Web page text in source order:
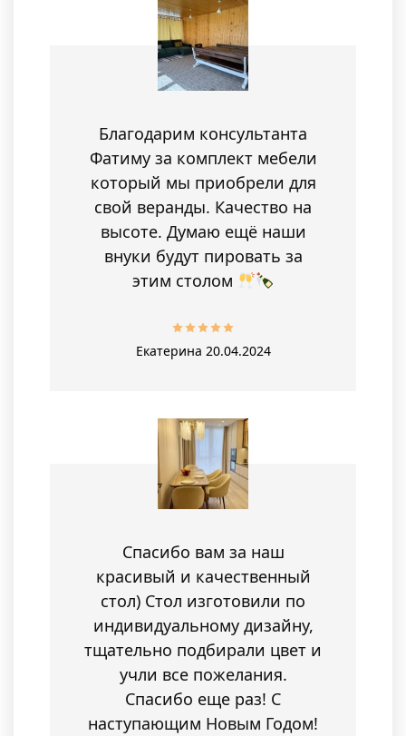
Благодарим консультанта
Фатиму за комплект мебели
который мы приобрели для
свой веранды. Качество на
высоте. Думаю ещё наши
внуки будут пировать за
этим столом
Екатерина 20.04.2024
Спасибо вам за наш
красивый и качественный
стол) Стол изготовили по
индивидуальному дизайну,
тщательно подбирали цвет и
учли все пожелания.
Спасибо еще раз! С
наступающим Новым Годом!